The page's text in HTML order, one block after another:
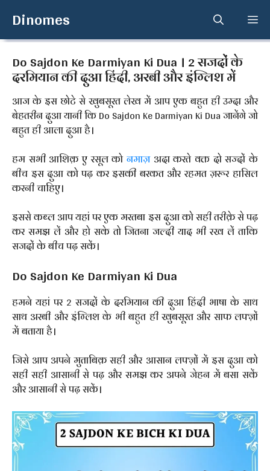
content
Dinomes
Do Sajdon Ke Darmiyan Ki Dua । 2 सजदों के
दरमियान की दुआ हिंदी, अरबी और इंग्लिश में
आज के इस छोटे से खुबसूरत लेख में आप एक बहुत ही उम्दा और
बेहतरीन दुआ यानी कि Do Sajdon Ke Darmiyan Ki Dua जानेंगे जो
बहुत ही आला दुआ है।
हम सभी आशिक़ ए रसूल को नमाज़अदा करते वक्त दो सज्दों के
बीच इस दुआ को पढ़ कर इसकी बरकत और रहमत ज़रूर हासिल
करनी चाहिए।
इससे कब्ल आप यहां पर एक मरतबा इस दुआ को सही तरीक़े से पढ़
कर समझ लें और हो सके तो जितना जल्दी याद भी रख लें ताकि
सजदों के बीच पढ़ सकें।
Do Sajdon Ke Darmiyan Ki Dua
हमने यहां पर 2 सजदों के दरमियान की दुआ हिंदी भाषा के साथ
साथ अरबी और इंग्लिश के भी बहुत ही खुबसूरत और साफ लफ्ज़ों
में बताया है।
जिसे आप अपने मुताबिक़ सही और आसान लफ्ज़ों में इस दुआ को
सही सही आसानी से पढ़ और समझ कर अपने जेहन में बसा सकें
और आसानी से पढ़ सकें।